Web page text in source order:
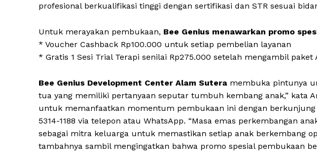
profesional berkualifikasi tinggi dengan sertifikasi dan STR sesuai
Untuk merayakan pembukaan, Bee Genius menawarkan promo
* Voucher Cashback Rp100.000 untuk setiap pembelian layanan
* Gratis 1 Sesi Trial Terapi senilai Rp275.000 setelah mengambil
Bee Genius Development Center Alam Sutera membuka pintunya
tua yang memiliki pertanyaan seputar tumbuh kembang anak,” kata
untuk memanfaatkan momentum pembukaan ini dengan
5314-1188 via telepon atau WhatsApp. “Masa emas perkembangan
sebagai mitra keluarga untuk memastikan setiap anak berkembang
tambahnya sambil mengingatkan bahwa promo spesial pembukaan